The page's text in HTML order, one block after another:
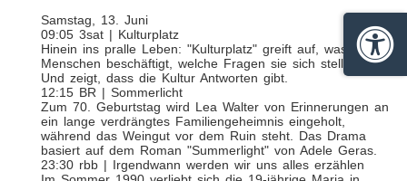
Samstag, 13. Juni
09:05 3sat | Kulturplatz
Hinein ins pralle Leben: "Kulturplatz" greift auf, was die
Menschen beschäftigt, welche Fragen sie sich stellen.
Und zeigt, dass die Kultur Antworten gibt.
12:15 BR | Sommerlicht
Zum 70. Geburtstag wird Lea Walter von Erinnerungen an
ein lange verdrängtes Familiengeheimnis eingeholt,
während das Weingut vor dem Ruin steht. Das Drama
basiert auf dem Roman "Summerlight" von Adele Geras.
23:30 rbb | Irgendwann werden wir uns alles erzählen